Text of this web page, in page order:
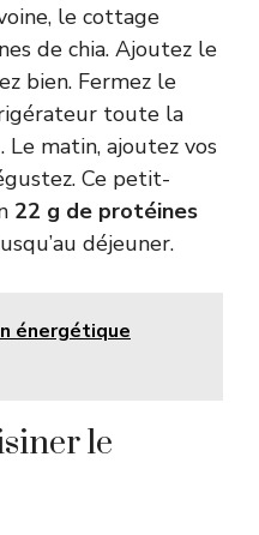
le cottage
de chia. Ajoutez le
bien. Fermez le
toute la
matin, ajoutez vos
Ce petit-
22 g de protéines
déjeuner.
énergétique
le